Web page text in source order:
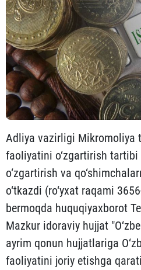
Adliya vazirligi Mikromoliya
faoliyatini o‘zgartirish tartibi
o‘zgartirish va
o‘tkazdi (ro‘yxat raqami
bermoqda huquqiyaxborot
Mazkur idoraviy hujjat
ayrim qonun hujjatlariga
faoliyatini joriy etishga